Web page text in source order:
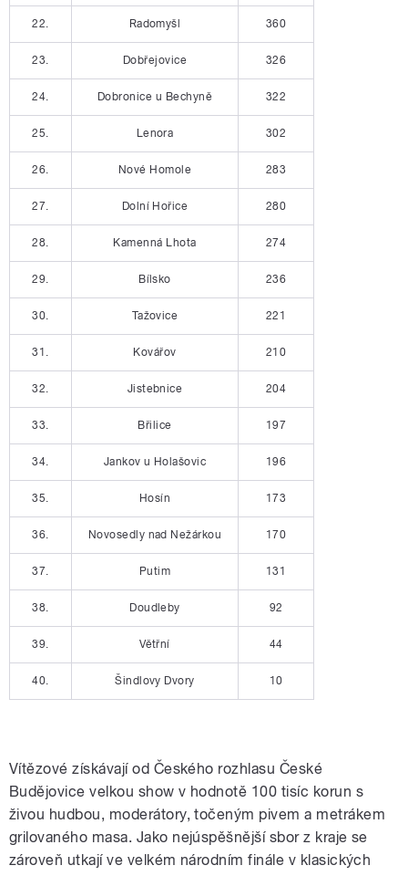
22. Radomyšl 360
23. Dobřejovice 326
24. Dobronice u Bechyně 322
25. Lenora 302
26. Nové Homole 283
27. Dolní Hořice 280
28. Kamenná Lhota 274
29. Bílsko 236
30. Tažovice 221
31. Kovářov 210
32. Jistebnice 204
33. Břilice 197
34. Jankov u Holašovic 196
35. Hosín 173
36. Novosedly nad Nežárkou 170
37. Putim 131
38. Doudleby 92
39. Větřní 44
40. Šindlovy Dvory 10
Vítězové získávají od Českého rozhlasu České
Budějovice velkou show v hodnotě 100 tisíc korun s
živou hudbou, moderátory, točeným pivem a metrákem
grilovaného masa. Jako nejúspěšnější sbor z kraje se
zároveň utkají ve velkém národním finále v klasických